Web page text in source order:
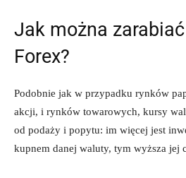
Jak można
Forex?
Podobnie jak w przypadku rynków
akcji, i rynków towarowych, kursy
od podaży i popytu: im więcej jest
kupnem danej waluty, tym wyższa jej